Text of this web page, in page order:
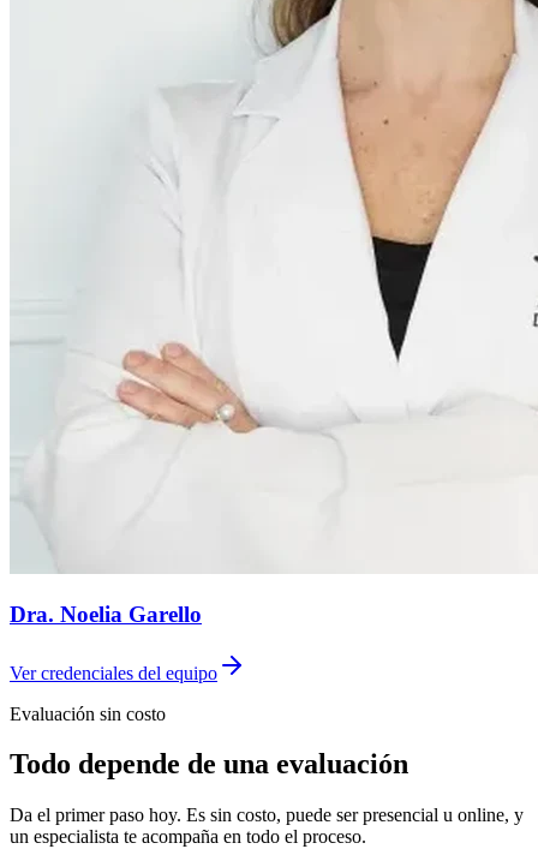
Dra. Noelia Garello
Ver credenciales del equipo
Evaluación sin costo
Todo depende de una evaluación
Da el primer paso hoy. Es sin costo, puede ser presencial u online, y
un especialista te acompaña en todo el proceso.